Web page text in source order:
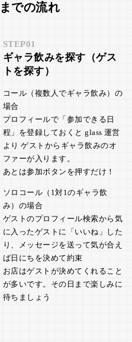
までの流れ
STEP01
ギャラ飲みを探す（ゲス
トを探す）
コール（複数人でギャラ飲み）の
場合
プロフィールで「参加できる日
程」を登録しておくと glass 運営
より ゲストからギャラ飲みのオ
ファーが入ります。
あとは参加ボタンを押すだけ！
ソロコール（1対1のギャラ飲
み）の場合
ゲストのプロフィール検索から気
に入ったゲストに「いいね」した
り、メッセージを送って気が合え
ば日にちを決めて約束
お店はゲストが決めてくれること
が多いです。その日まで楽しみに
待ちましょう